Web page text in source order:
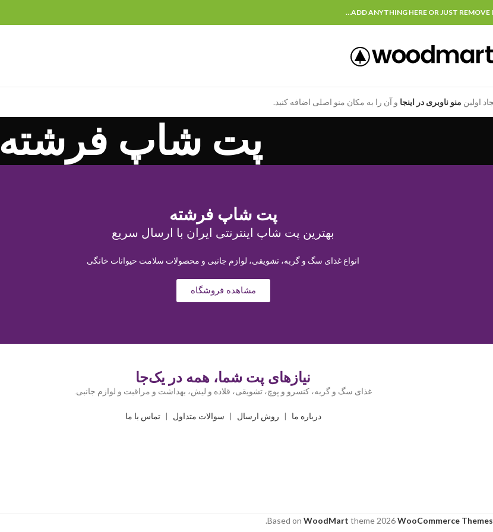
ADD ANYTHING HERE OR JUST REMOVE
اولین منو ناوبری در اینجا و آن را به مکان منو اصلی اضافه کنید.
پت شاپ فرشته
پت شاپ فرشته
بهترین پت شاپ اینترنتی ایران با ارسال سریع
انواع غذای سگ و گربه، تشویقی، لوازم جانبی و محصولات سلامت حیوانات خانگی
مشاهده فروشگاه
نیازهای پت شما، همه در یک‌جا
غذای سگ و گربه، کنسرو و پوچ، تشویقی، قلاده و لیش، بهداشت و مراقبت و لوازم جانبی.
درباره ما روش ارسال سوالات متداول |تماس با ما
Based on WoodMart theme 2026WooCommerce Themes
.